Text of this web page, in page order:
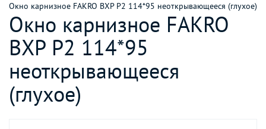
Окно карнизное FAKRO BXP P2 114*95 неоткрывающееся (глухое)
Окно карнизное FAKRO
BXP P2 114*95
неоткрывающееся
(глухое)